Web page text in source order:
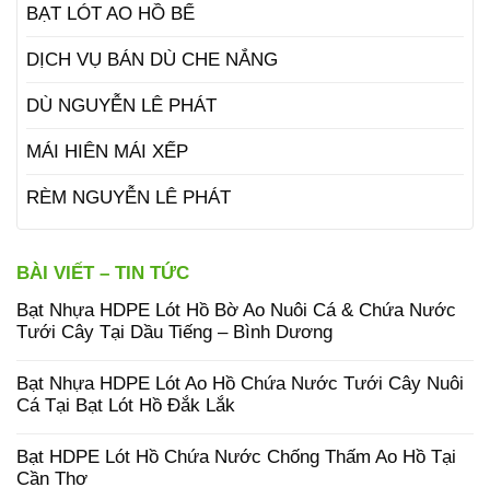
BẠT LÓT AO HỒ BỂ
DỊCH VỤ BÁN DÙ CHE NẮNG
DÙ NGUYỄN LÊ PHÁT
MÁI HIÊN MÁI XẾP
RÈM NGUYỄN LÊ PHÁT
BÀI VIẾT – TIN TỨC
Bạt Nhựa HDPE Lót Hồ Bờ Ao Nuôi Cá & Chứa Nước
Tưới Cây Tại Dầu Tiếng – Bình Dương
Bạt Nhựa HDPE Lót Ao Hồ Chứa Nước Tưới Cây Nuôi
Cá Tại Bạt Lót Hồ Đắk Lắk
Bạt HDPE Lót Hồ Chứa Nước Chống Thấm Ao Hồ Tại
Cần Thơ